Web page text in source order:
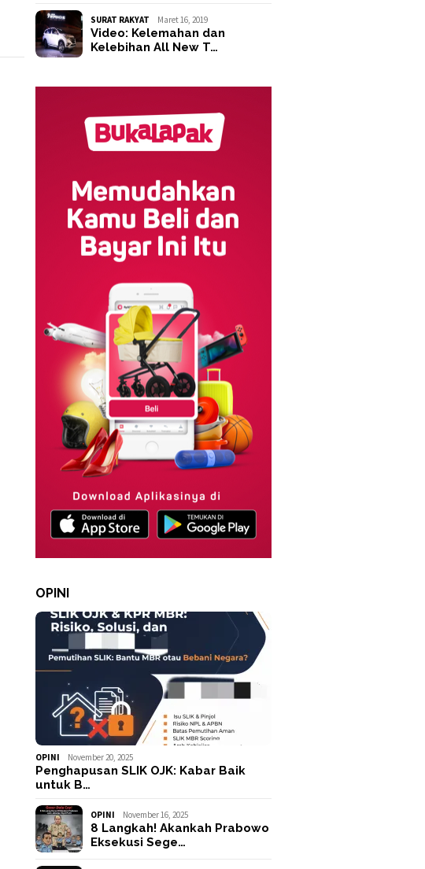
SURAT RAKYAT Maret 16, 2019
Video: Kelemahan dan
Kelebihan All New T…
OPINI
OPINI November 20, 2025
Penghapusan SLIK OJK: Kabar Baik
untuk B…
OPINI November 16, 2025
8 Langkah! Akankah Prabowo
Eksekusi Sege…